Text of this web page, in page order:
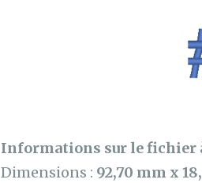
Informations sur le fichier
Dimensions : 92,70 mm x